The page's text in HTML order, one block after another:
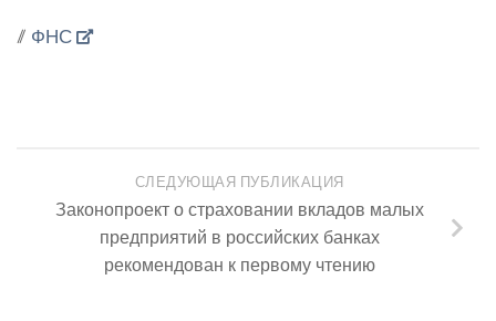
// ФНС
СЛЕДУЮЩАЯ ПУБЛИКАЦИЯ
Законопроект о страховании вкладов малых
предприятий в российских банках
рекомендован к первому чтению